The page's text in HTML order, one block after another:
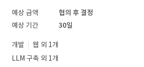
예상 금액
협의 후 결정
예상 기간
30일
개발
웹 외 1개
LLM 구축 외 1개